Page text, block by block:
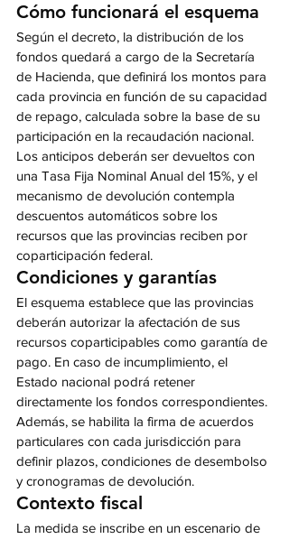
Cómo funcionará el esquema
Según el decreto, la distribución de los
fondos quedará a cargo de la Secretaría
de Hacienda, que definirá los montos para
cada provincia en función de su capacidad
de repago, calculada sobre la base de su
participación en la recaudación nacional.
Los anticipos deberán ser devueltos con
una Tasa Fija Nominal Anual del 15%, y el
mecanismo de devolución contempla
descuentos automáticos sobre los
recursos que las provincias reciben por
coparticipación federal.
Condiciones y garantías
El esquema establece que las provincias
deberán autorizar la afectación de sus
recursos coparticipables como garantía de
pago. En caso de incumplimiento, el
Estado nacional podrá retener
directamente los fondos correspondientes.
Además, se habilita la firma de acuerdos
particulares con cada jurisdicción para
definir plazos, condiciones de desembolso
y cronogramas de devolución.
Contexto fiscal
La medida se inscribe en un escenario de